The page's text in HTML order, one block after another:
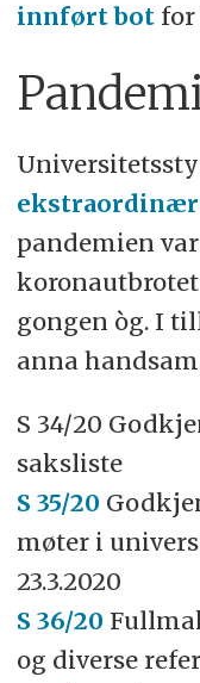
innført botfor
pandemien
gongen òg. I
anna
S 34/20
saksliste
S 35/20
møter i
23.3.2020
S 36/20
og diverse